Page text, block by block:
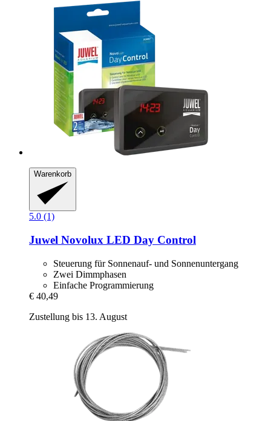
Warenkorb
5.0 (1)
Juwel Novolux LED Day Control
Steuerung für Sonnenauf- und Sonnenuntergang
Zwei Dimmphasen
Einfache Programmierung
€ 40,49
Zustellung bis 13. August